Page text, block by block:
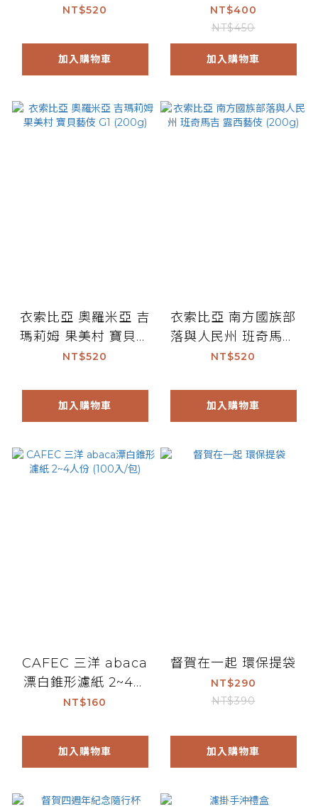
非洲水洗亞軍 (200g)
NT$520
加入購物車
NT$400
NT$450
加入購物車
衣索比亞 奧羅米亞 吉
瑪莉姆 果美村 寶貝藝
伎 G1 (200g)
NT$520
加入購物車
衣索比亞 南方國族部
落與人民州 班奇馬吉
露西藝伎 (200g)
NT$520
加入購物車
CAFEC 三洋 abaca
漂白錐形濾紙 2~4人
份 (100入/包)
NT$160
加入購物車
督賀在一起 環保提袋
NT$290
NT$390
加入購物車